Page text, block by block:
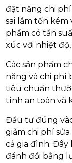
đặt nặng chi
sai lầm tốn kém
phẩm có tần
xúc với nhiệt
Các sản phẩm
năng và chi phí
tiêu chuẩn
tính an toàn và
Đầu tư đúng
giảm chi phí
cả gia đình. Đây
đánh đổi bằng